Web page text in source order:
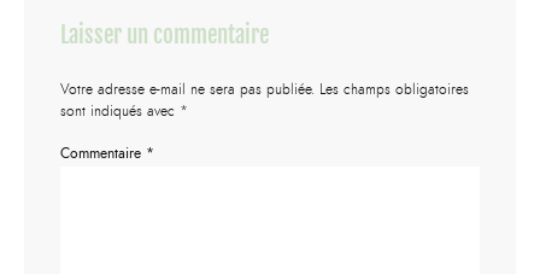
Laisser un commentaire
Votre adresse e-mail ne sera pas publiée. Les champs obligatoires
sont indiqués avec *
Commentaire *